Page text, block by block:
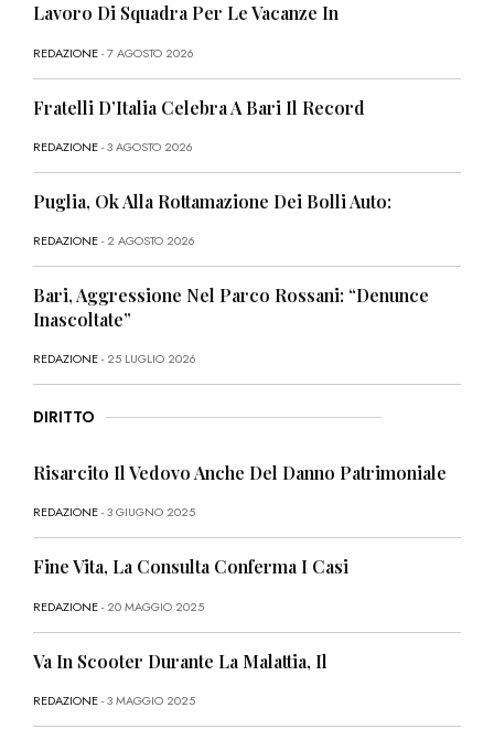
Lavoro Di Squadra Per Le Vacanze In
REDAZIONE- 7 AGOSTO 2026
Fratelli D’Italia Celebra A Bari Il Record
REDAZIONE- 3 AGOSTO 2026
Puglia, Ok Alla Rottamazione Dei Bolli Auto:
REDAZIONE- 2 AGOSTO 2026
Bari, Aggressione Nel Parco Rossani: “Denunce
Inascoltate”
REDAZIONE- 25 LUGLIO 2026
DIRITTO
Risarcito Il Vedovo Anche Del Danno Patrimoniale
REDAZIONE- 3 GIUGNO 2025
Fine Vita, La Consulta Conferma I Casi
REDAZIONE- 20 MAGGIO 2025
Va In Scooter Durante La Malattia, Il
REDAZIONE- 3 MAGGIO 2025